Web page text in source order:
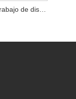
Luz de trabajo de diseño Sideshooter de gran angular de 120 grados